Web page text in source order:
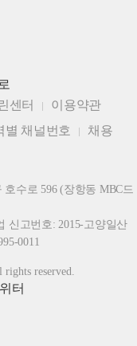
센터
이용약관
별 채널번호
채용
수로 596 (장항동 MBC드
신고번호: 2015-고양일산
0011
reserved.
터